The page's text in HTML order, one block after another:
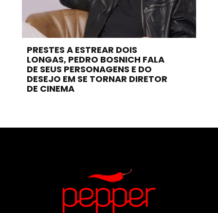
PRESTES A ESTREAR DOIS
LONGAS, PEDRO BOSNICH FALA
DE SEUS PERSONAGENS E DO
DESEJO EM SE TORNAR DIRETOR
DE CINEMA